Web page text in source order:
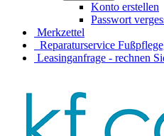
Konto erstellen
Passwort
Merkzettel
Reparaturservice
Leasinganfrage - rechnen